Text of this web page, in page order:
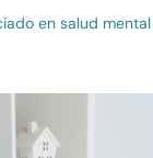
en salud mental